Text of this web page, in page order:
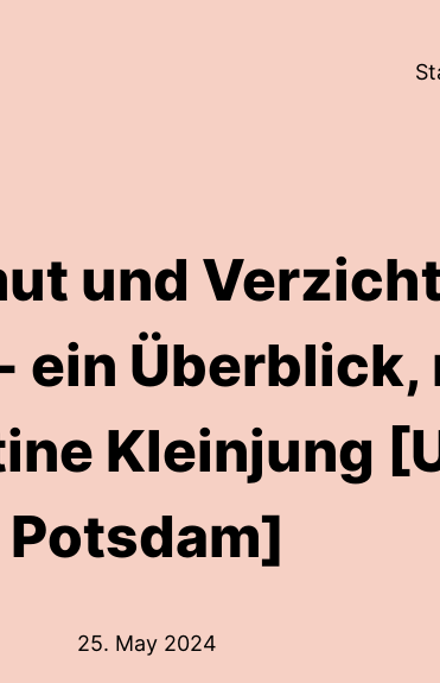
und
ein Überblick,
Kleinjung
Potsdam]
25. May 2024